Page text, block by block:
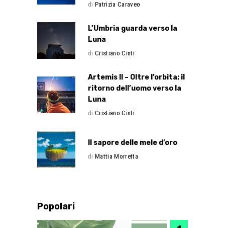
di Patrizia Caraveo
L’Umbria guarda verso la
Luna
di Cristiano Cinti
Artemis II – Oltre l’orbita: il
ritorno dell’uomo verso la
Luna
di Cristiano Cinti
Il sapore delle mele d’oro
di Mattia Morretta
Popolari